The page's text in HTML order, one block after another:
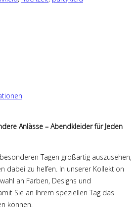
Anlässe – Abendkleider für Jeden
Tagen großartig auszusehen,
dabei zu helfen. In unserer Kollektion
an Farben, Designs und
Sie an Ihrem speziellen Tag das
können.